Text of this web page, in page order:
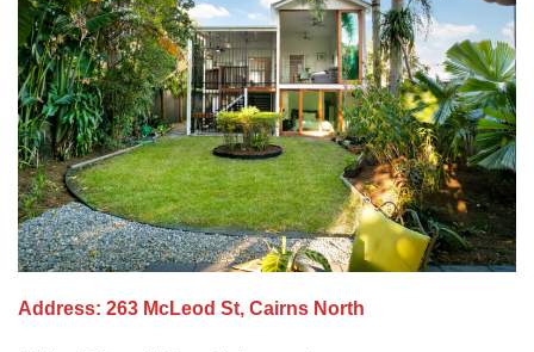
Address: 263 McLeod St, Cairns North